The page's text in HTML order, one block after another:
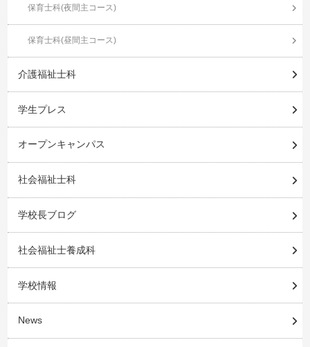
保育士科(夜間主コース)
保育士科(昼間主コース)
介護福祉士科
学生プレス
オープンキャンパス
社会福祉士科
学校長ブログ
社会福祉士養成科
学校情報
News